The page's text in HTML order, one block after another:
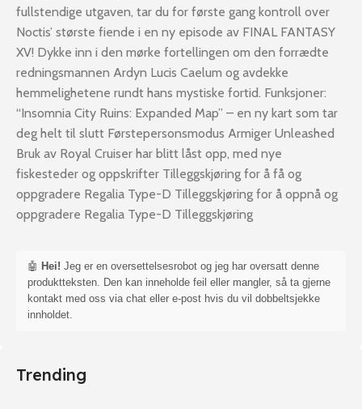
fullstendige utgaven, tar du for første gang kontroll over
Noctis’ største fiende i en ny episode av FINAL FANTASY
XV! Dykke inn i den mørke fortellingen om den forrædte
redningsmannen Ardyn Lucis Caelum og avdekke
hemmelighetene rundt hans mystiske fortid. Funksjoner:
“Insomnia City Ruins: Expanded Map” – en ny kart som tar
deg helt til slutt Førstepersonsmodus Armiger Unleashed
Bruk av Royal Cruiser har blitt låst opp, med nye
fiskesteder og oppskrifter Tilleggskjøring for å få og
oppgradere Regalia Type-D Tilleggskjøring for å oppnå og
oppgradere Regalia Type-D Tilleggskjøring
🤖 Hei! Jeg er en oversettelsesrobot og jeg har oversatt denne
produktteksten. Den kan inneholde feil eller mangler, så ta gjerne
kontakt med oss via chat eller e-post hvis du vil dobbeltsjekke
innholdet.
Trending